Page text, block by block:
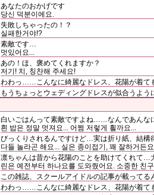
あなたのおかげです
당신 덕분이에요.
失敗しちゃったの！？
실패한거야!?
素敵です…
멋있어요...
あの！ほ、褒めてくれますか？
저기! 치, 칭찬해 주세요!
わわっ……こんなに綺麗なドレス、花陽が着
もうちょっとウェディングドレスが似合うよ
白いごはんって素敵ですよね……なんであん
흰 밥은 정말 멋져요... 어쩜 저렇게 흴까요...
びっくりされるんですけど…実は折り紙、結構
다들 놀라곤 해요... 실은 종이접기, 꽤 잘하거든
凛ちゃんは昔から花陽のことを助けてくれて…
린은 예전부터 하나요를 도와줬어요. 소중한 친
この雑誌、スクールアイドルの記事が載って
わわっ……こんなに綺麗なドレス、花陽が着